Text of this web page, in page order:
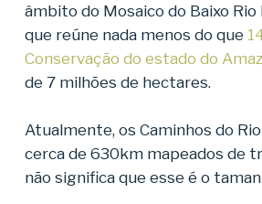
âmbito do Mosaico do Baixo Rio
que reúne nada menos do que
Conservação do estado do
de 7 milhões de hectares.
Atualmente, os Caminhos do
cerca de 630km mapeados de
não significa que esse é o